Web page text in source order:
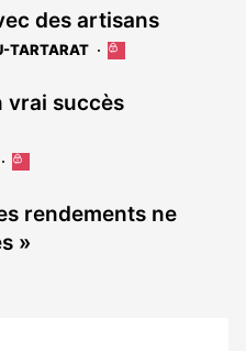
des artisans
TARTARAT
Cet
est
réservé
vrai succès
Cet
réservé
aux
rendements ne
»